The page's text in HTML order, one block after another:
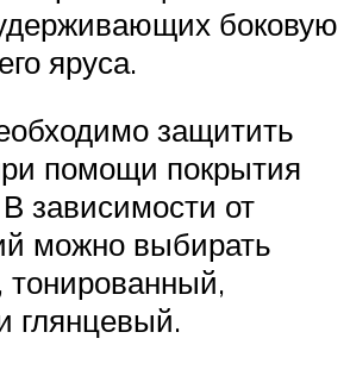
боковую
яруса.
защитить
помощи покрытия
зависимости от
можно выбирать
тонированный,
глянцевый.